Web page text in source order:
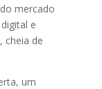
mercado
e
cheia de
um